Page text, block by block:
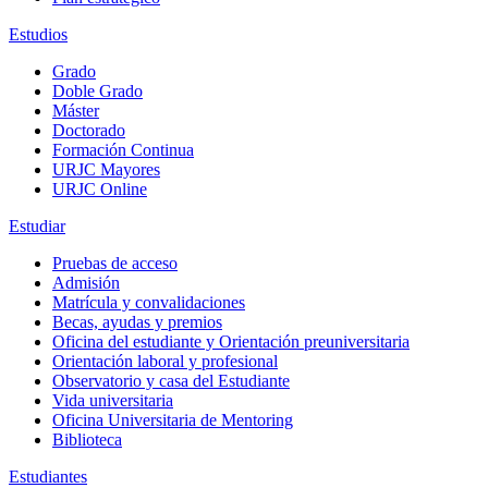
Estudios
Grado
Doble Grado
Máster
Doctorado
Formación Continua
URJC Mayores
URJC Online
Estudiar
Pruebas de acceso
Admisión
Matrícula y convalidaciones
Becas, ayudas y premios
Oficina del estudiante y Orientación preuniversitaria
Orientación laboral y profesional
Observatorio y casa del Estudiante
Vida universitaria
Oficina Universitaria de Mentoring
Biblioteca
Estudiantes